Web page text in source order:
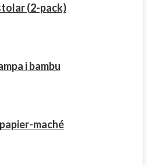
(2-pack)
i bambu
maché